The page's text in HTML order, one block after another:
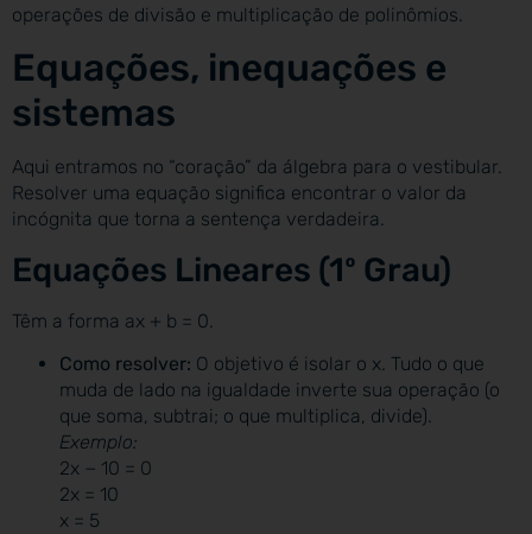
operações de divisão e multiplicação de polinômios.
Equações, inequações e
sistemas
Aqui entramos no “coração” da álgebra para o vestibular.
Resolver uma equação significa encontrar o valor da
incógnita que torna a sentença verdadeira.
Equações Lineares (1º Grau)
Têm a forma ax + b = 0.
Como resolver: O objetivo é isolar o x. Tudo o que
muda de lado na igualdade inverte sua operação (o
que soma, subtrai; o que multiplica, divide).
Exemplo:
2x − 10 = 0
2x = 10
x = 5